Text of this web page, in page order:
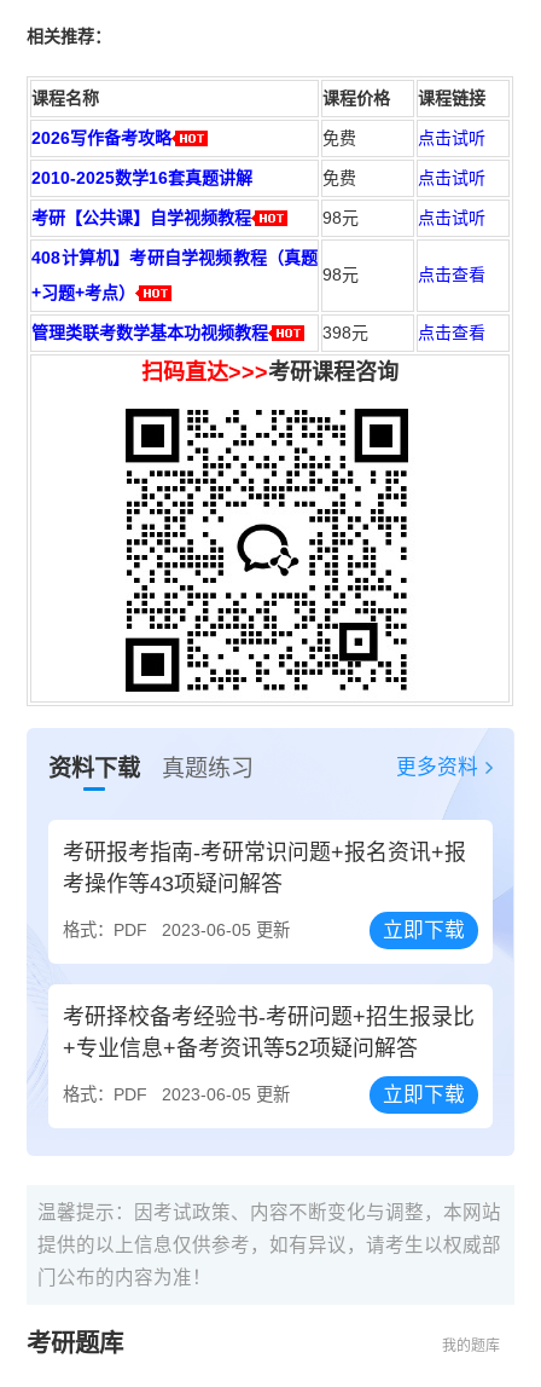
相关推荐：
课程名称 课程价格 课程链接
2026写作备考攻略 免费 点击试听
2010-2025数学16套真题讲解 免费 点击试听
考研【公共课】自学视频教程 98元 点击试听
408计算机】考研自学视频教程（真题
+习题+考点）
98元 点击查看
管理类联考数学基本功视频教程 398元 点击查看
扫码直达>>>考研课程咨询
资料下载 真题练习 更多资料
考研报考指南-考研常识问题+报名资讯+报
考操作等43项疑问解答
格式：PDF 2023-06-05 更新 立即下载
考研择校备考经验书-考研问题+招生报录比
+专业信息+备考资讯等52项疑问解答
格式：PDF 2023-06-05 更新 立即下载
温馨提示：因考试政策、内容不断变化与调整，本网站
提供的以上信息仅供参考，如有异议，请考生以权威部
门公布的内容为准！
考研题库 我的题库